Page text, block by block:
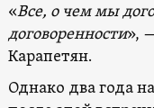
«Все, о чем мы
договоренности»,
Карапетян.
Однако два года